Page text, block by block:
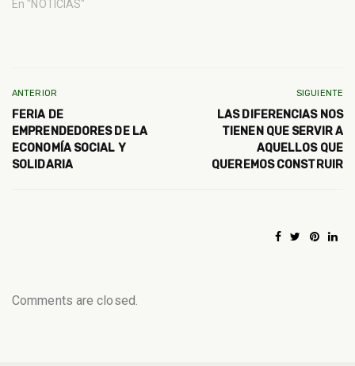
En "NOTICIAS"
ANTERIOR
FERIA DE
EMPRENDEDORES DE LA
ECONOMÍA SOCIAL Y
SOLIDARIA
SIGUIENTE
LAS DIFERENCIAS NOS
TIENEN QUE SERVIR A
AQUELLOS QUE
QUEREMOS CONSTRUIR
Comments are closed.